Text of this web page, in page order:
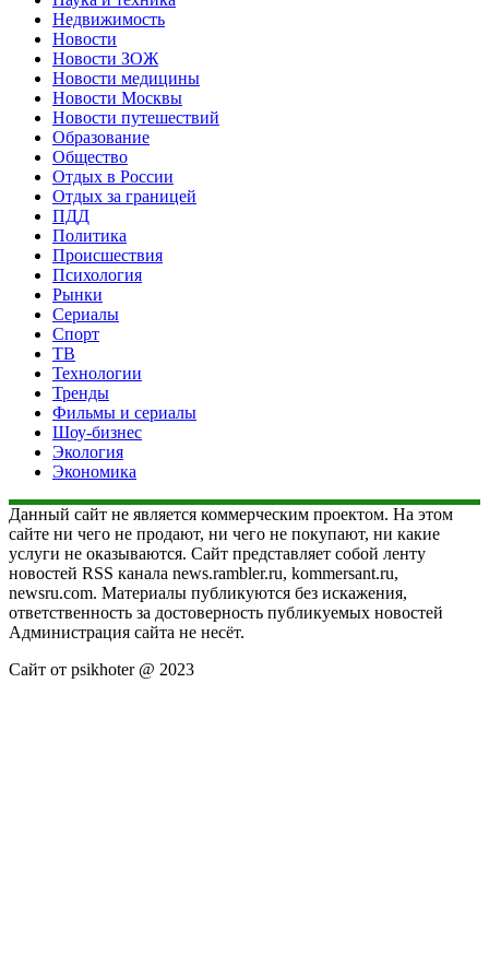
Недвижимость
Новости
Новости ЗОЖ
Новости медицины
Новости Москвы
Новости путешествий
Образование
Общество
Отдых в России
Отдых за границей
ПДД
Политика
Происшествия
Психология
Рынки
Сериалы
Спорт
ТВ
Технологии
Тренды
Фильмы и сериалы
Шоу-бизнес
Экология
Экономика
Данный сайт не является коммерческим проектом. На этом
сайте ни чего не продают, ни чего не покупают, ни какие
услуги не оказываются. Сайт представляет собой ленту
новостей RSS канала news.rambler.ru, kommersant.ru,
newsru.com. Материалы публикуются без искажения,
ответственность за достоверность публикуемых новостей
Администрация сайта не несёт.
Сайт от psikhoter @ 2023